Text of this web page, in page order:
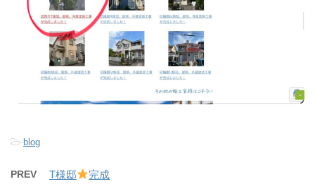
-blog
PREV T様邸 完成